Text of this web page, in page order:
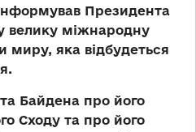
Президента
велику міжнародну
яка відбудеться
Байдена про його
Сходу та про його